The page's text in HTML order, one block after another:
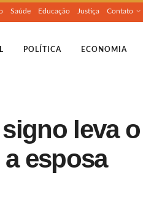
Saúde Educação Justiça Contato
POLÍTICA ECONOMIA
leva o
esposa